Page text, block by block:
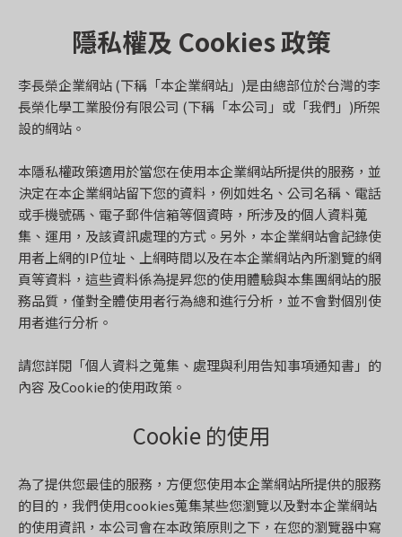
隱私權及 Cookies 政策
李長榮企業網站 (下稱「本企業網站」)是由總部位於台灣的李
長榮化學工業股份有限公司 (下稱「本公司」或「我們」)所架
設的網站。
本隱私權政策適用於當您在使用本企業網站所提供的服務，並
決定在本企業網站留下您的資料，例如姓名、公司名稱、電話
或手機號碼、電子郵件信箱等個資時，所涉及的個人資料蒐
集、運用，及該資訊處理的方式。另外，本企業網站會記錄使
用者上網的IP位址、上網時間以及在本企業網站內所瀏覽的網
頁等資料，這些資料係為提昇您的使用體驗與本集團網站的服
務品質，僅對全體使用者行為總和進行分析，並不會對個別使
用者進行分析。
請您詳閱「個人資料之蒐集、處理與利用告知事項通知書」的
內容 及Cookie的使用政策。
Cookie 的使用
為了提供您最佳的服務，方便您使用本企業網站所提供的服務
的目的，我們使用cookies蒐集某些您瀏覽以及對本企業網站
的使用資訊，本公司會在本政策原則之下，在您的瀏覽器中寫